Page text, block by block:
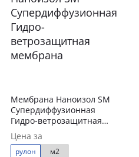
Мембрана Наноизол SM
Супердиффузионная
Гидро-ветрозащитная
мембрана
Цена за
рулон м2